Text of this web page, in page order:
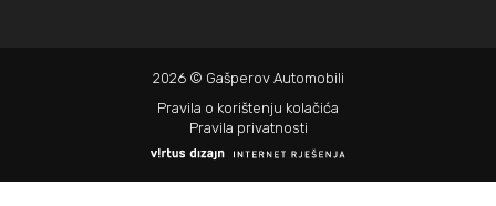
2026 © Gašperov Automobili
Pravila o korištenju kolačića
Pravila privatnosti